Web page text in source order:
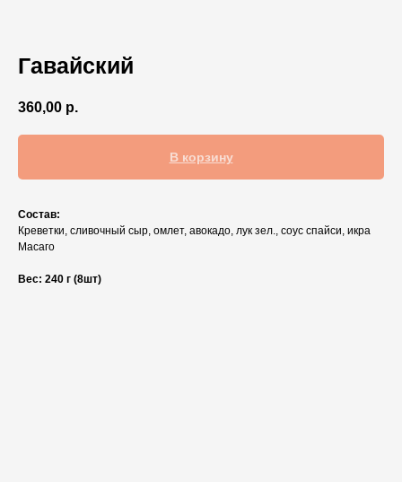
Гавайский
360,00 р.
В корзину
Состав:
Креветки, сливочный сыр, омлет, авокадо, лук зел., соус спайси, икра
Масаго
Вес: 240 г (8шт)